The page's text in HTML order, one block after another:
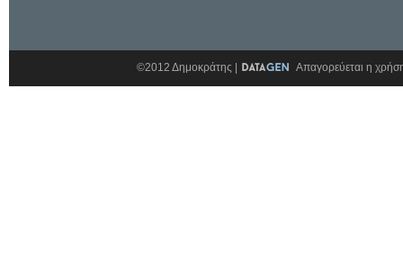
©2012 Δημοκράτης | Απαγορεύεται η